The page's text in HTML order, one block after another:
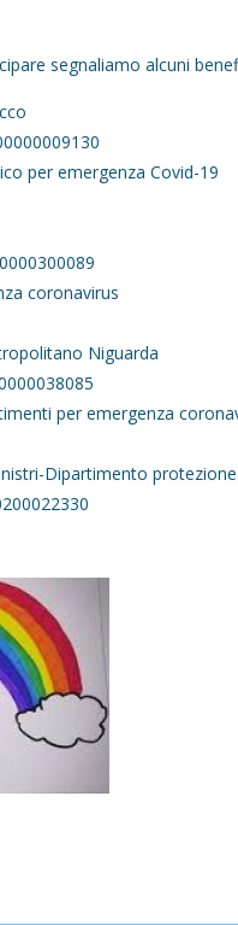
segnaliamo alcuni
per emergenza Covid-19
coronavirus
Niguarda
per emergenza
Dipartimento